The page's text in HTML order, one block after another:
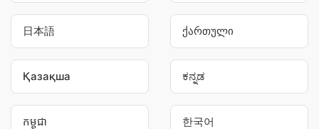
日本語 ქართული
Қазақша ಕನ್ನಡ
កម្ពុជា 한국어